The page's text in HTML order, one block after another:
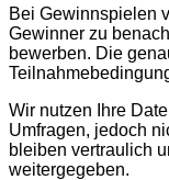
Bei Gewinnspielen
Gewinner zu
bewerben. Die
Wir nutzen Ihre
Umfragen, jedoch
bleiben vertraulich
weitergegeben.